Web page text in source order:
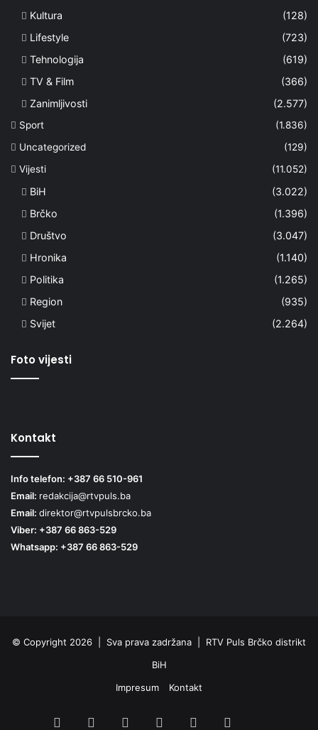
Kultura
(128)
Lifestyle
(723)
Tehnologija
(619)
TV & Film
(366)
Zanimljivosti
(2.577)
Sport
(1.836)
Uncategorized
(129)
Vijesti
(11.052)
BiH
(3.022)
Brčko
(1.396)
Društvo
(3.047)
Hronika
(1.140)
Politika
(1.265)
Region
(935)
Svijet
(2.264)
Foto vijesti
Kontakt
Info telefon: +387 66 510-961
Email: redakcija@rtvpuls.ba
Email: direktor@rtvpulsbrcko.ba
Viber: +387 66 863-529
Whatsapp: +387 66 863-529
© Copyright 2026 | Sva prava zadržana | RTV Puls Brčko distrikt
BiH
Impresum
Kontakt
Facebook PinterestYouTubeInstagram